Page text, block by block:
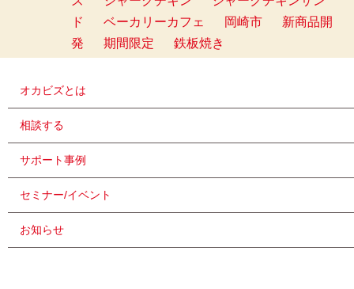
ド
ベーカリーカフェ 岡崎市
新商品開
発
期間限定 鉄板焼き
オカビズとは
相談する
サポート事例
セミナー/イベント
お知らせ